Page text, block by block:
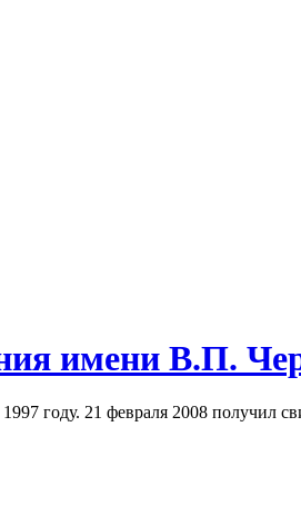
имени В.П.
году. 21 февраля 2008 получил